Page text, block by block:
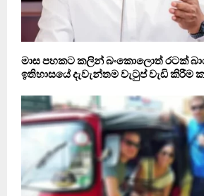
මාස පහකට කලින් බංකොලොත් රටක්
ඉතිහාසයේ දැවැන්තම වැටුප් වැඩි කිරීම